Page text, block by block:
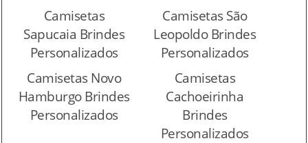
Camisetas
Sapucaia Brindes
Personalizados
Camisetas São
Leopoldo Brindes
Personalizados
Camisetas Novo
Hamburgo Brindes
Personalizados
Camisetas
Cachoeirinha
Brindes
Personalizados